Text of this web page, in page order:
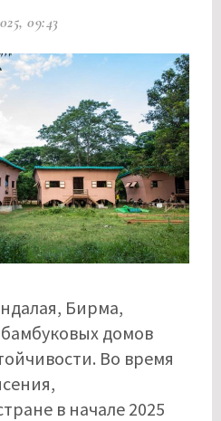
09:43
Бирма,
домов
Во время
в начале 2025